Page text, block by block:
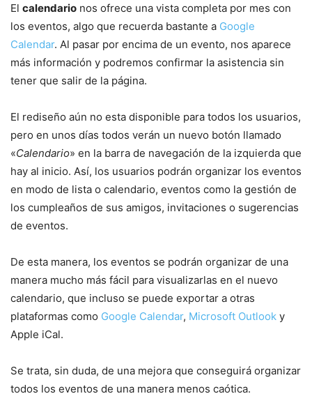
El calendario nos ofrece una vista completa por mes con
los eventos, algo que recuerda bastante a Google
Calendar. Al pasar por encima de un evento, nos aparece
más información y podremos confirmar la asistencia sin
tener que salir de la página.
El rediseño aún no esta disponible para todos los usuarios,
pero en unos días todos verán un nuevo botón llamado
«Calendario» en la barra de navegación de la izquierda que
hay al inicio. Así, los usuarios podrán organizar los eventos
en modo de lista o calendario, eventos como la gestión de
los cumpleaños de sus amigos, invitaciones o sugerencias
de eventos.
De esta manera, los eventos se podrán organizar de una
manera mucho más fácil para visualizarlas en el nuevo
calendario, que incluso se puede exportar a otras
plataformas como Google Calendar, Microsoft Outlook y
Apple iCal.
Se trata, sin duda, de una mejora que conseguirá organizar
todos los eventos de una manera menos caótica.